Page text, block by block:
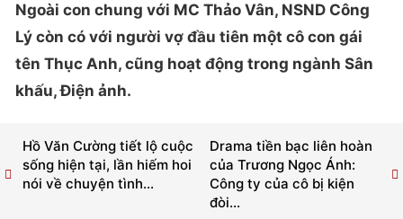
Ngoài con chung với MC Thảo Vân, NSND Công
Lý còn có với người vợ đầu tiên một cô con gái
tên Thục Anh, cũng hoạt động trong ngành Sân
khấu, Điện ảnh.
Drama tiền bạc liên hoàn
của Trương Ngọc Ánh:
Công ty của cô bị kiện
đòi...
Hồ Văn Cường tiết lộ cuộc
sống hiện tại, lần hiếm hoi
nói về chuyện tình...